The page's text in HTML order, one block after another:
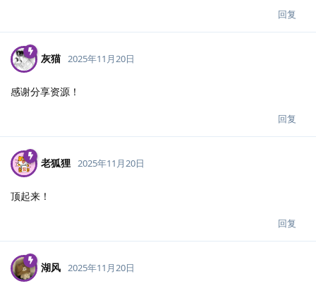
回复
灰猫 2025年11月20日
感谢分享资源！
回复
老狐狸 2025年11月20日
顶起来！
回复
湖风 2025年11月20日